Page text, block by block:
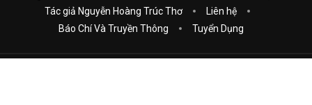
Tác giả Nguyễn Hoàng Trúc Thơ
Liên hệ
Báo Chí Và Truyền Thông
Tuyển Dụng